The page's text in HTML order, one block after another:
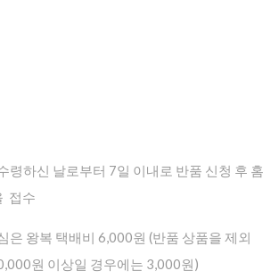
령하신 날로부터 7일 이내로 반품 신청 후 홈
접수
은 왕복 택배비 6,000원 (반품 상품을 제외
원 이상일 경우에는 3,000원)